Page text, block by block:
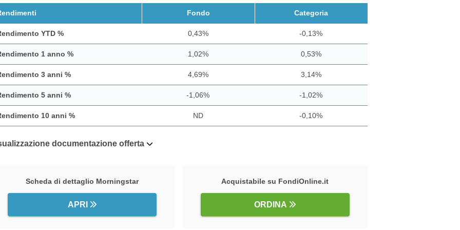
Fondo Categoria
YTD % 0,43% -0,13%
1 anno % 1,02% 0,53%
3 anni % 4,69% 3,14%
5 anni % -1,06% -1,02%
10 anni % ND -0,10%
documentazione offerta
Scheda di dettaglio Morningstar
APRI
Acquistabile su FondiOnline.it
ORDINA